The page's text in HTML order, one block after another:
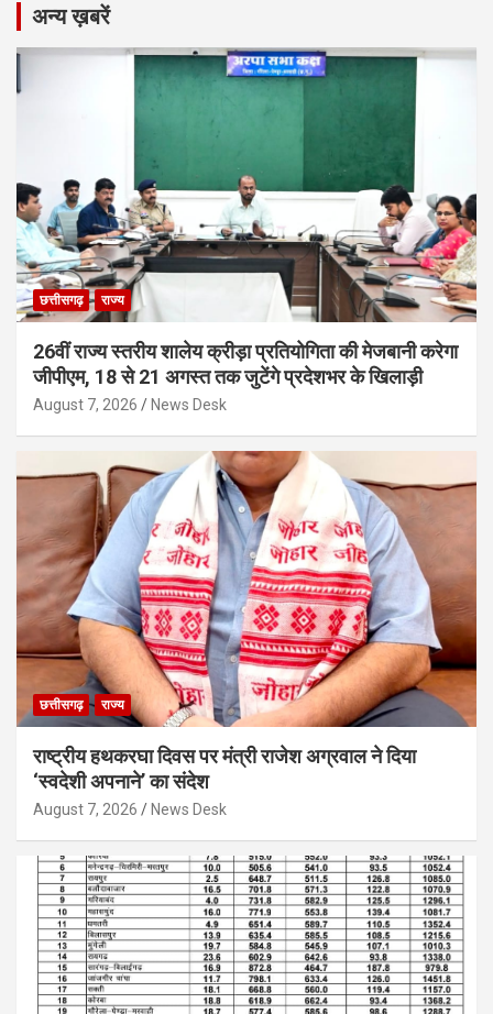
अन्य ख़बरें
छत्तीसगढ़ राज्य
26वीं राज्य स्तरीय शालेय क्रीड़ा प्रतियोगिता की मेजबानी करेगा
जीपीएम, 18 से 21 अगस्त तक जुटेंगे प्रदेशभर के खिलाड़ी
August 7, 2026 News Desk
छत्तीसगढ़ राज्य
राष्ट्रीय हथकरघा दिवस पर मंत्री राजेश अग्रवाल ने दिया
‘स्वदेशी अपनाने’ का संदेश
August 7, 2026 News Desk